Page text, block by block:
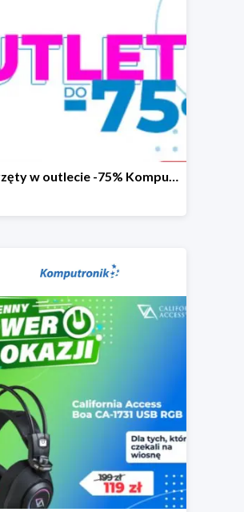
Sprzęty w outlecie -75% Komputronik.pl